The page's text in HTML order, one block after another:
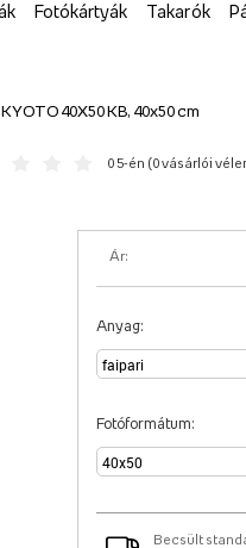
Fotókártyák Takarók
40X50 KB, 40x50 cm
0 5-én (0 vásárlói
Ár:
Anyag:
Fotóformátum:
Becsült